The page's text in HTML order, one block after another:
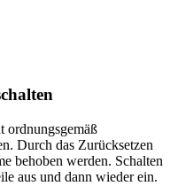
ordnungsgemäß
Durch das Zurücksetzen
behoben werden. Schalten
aus und dann wieder ein.